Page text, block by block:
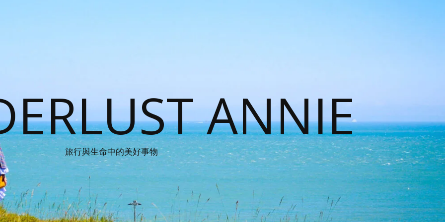
ANNIE
旅行與生命中的美好事物